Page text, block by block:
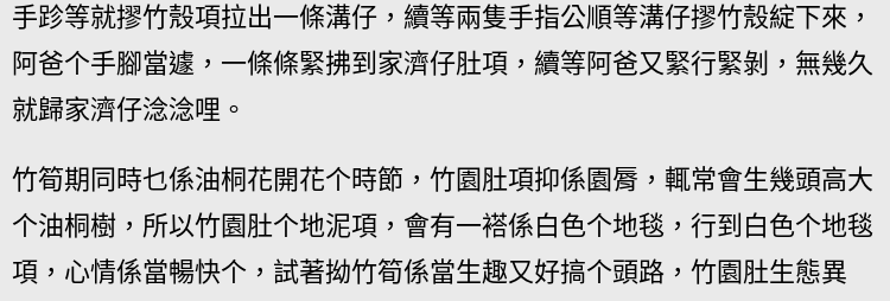
手跈等就摎竹殼項拉出一條溝仔，續等兩隻手指公順等溝仔摎竹殼綻下來，
阿爸个手腳當遽，一條條緊拂到家濟仔肚項，續等阿爸又緊行緊剝，無幾久
就歸家濟仔淰淰哩。
竹筍期同時乜係油桐花開花个時節，竹園肚項抑係園脣，輒常會生幾頭高大
个油桐樹，所以竹園肚个地泥項，會有一褡係白色个地毯，行到白色个地毯
項，心情係當暢快个，試著拗竹筍係當生趣又好搞个頭路，竹園肚生態異